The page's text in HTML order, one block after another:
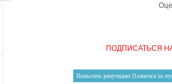
ПОДПИСАТЬСЯ